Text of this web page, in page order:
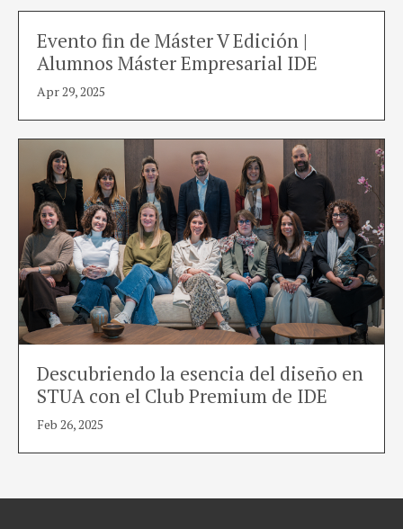
Evento fin de Máster V Edición |
Alumnos Máster Empresarial IDE
Apr 29, 2025
Descubriendo la esencia del diseño en
STUA con el Club Premium de IDE
Feb 26, 2025